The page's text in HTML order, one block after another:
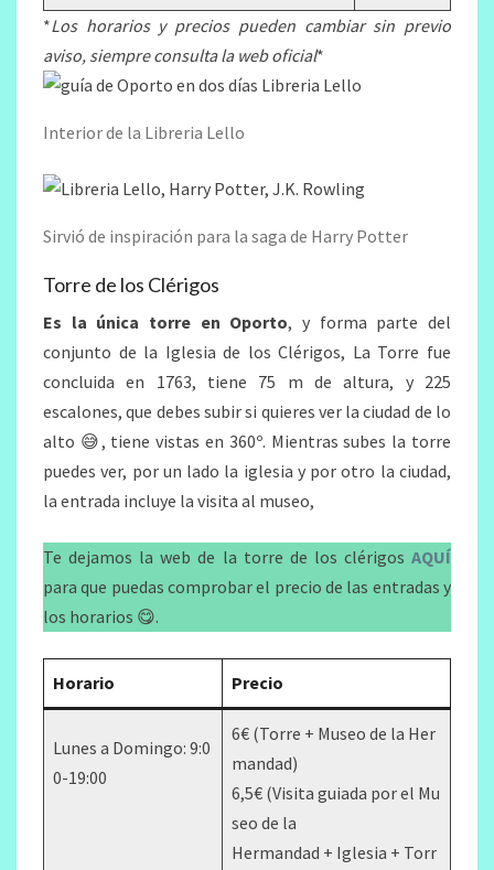
*Los horarios y precios pueden cambiar sin previo
aviso, siempre consulta la web oficial*
Interior de la Libreria Lello
Sirvió de inspiración para la saga de Harry Potter
Torre de los Clérigos
Es la única torre en Oporto, y forma parte del
conjunto de la Iglesia de los Clérigos, La Torre fue
concluida en 1763, tiene 75 m de altura, y 225
escalones, que debes subir si quieres ver la ciudad de lo
alto 😅, tiene vistas en 360º. Mientras subes la torre
puedes ver, por un lado la iglesia y por otro la ciudad,
la entrada incluye la visita al museo,
Te dejamos la web de la torre de los clérigos AQUÍ
para que puedas comprobar el precio de las entradas y
los horarios 😋.
Horario Precio
Lunes a Domingo: 9:0
0-19:00
6€ (Torre + Museo de la Her
mandad)
6,5€ (Visita guiada por el Mu
seo de la
Hermandad + Iglesia + Torr